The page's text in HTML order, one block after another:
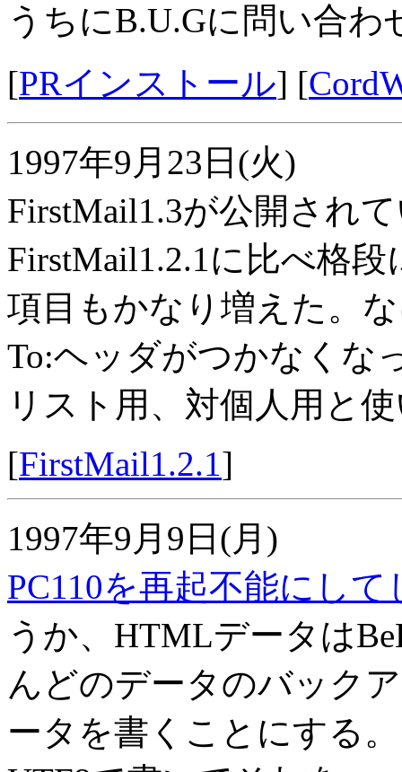
うちにB.U.Gに問い合わ
[PRインストール] [
1997年9月23日(火)
FirstMail1.3が公開され
FirstMail1.2.1に比べ格
項目もかなり増えた。
To:ヘッダがつかなくな
リスト用、対個人用と
[FirstMail1.2.1]
1997年9月9日(月)
PC110を再起不能にし
うか、HTMLデータは
んどのデータのバック
ータを書くことにする。